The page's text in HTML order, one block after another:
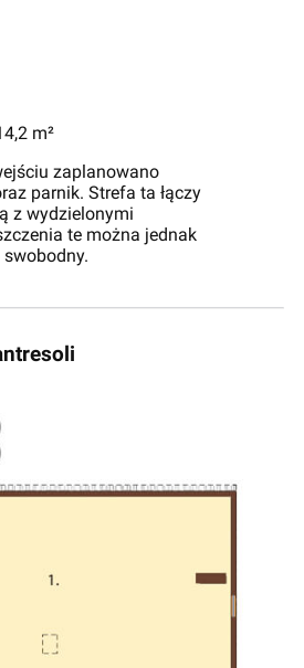
m²
zaplanowano
parnik. Strefa ta łączy
z wydzielonymi
te można jednak